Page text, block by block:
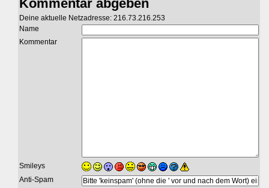
Kommentar abgeben
Deine aktuelle Netzadresse: 216.73.216.253
Name
Kommentar
Smileys
Anti-Spam